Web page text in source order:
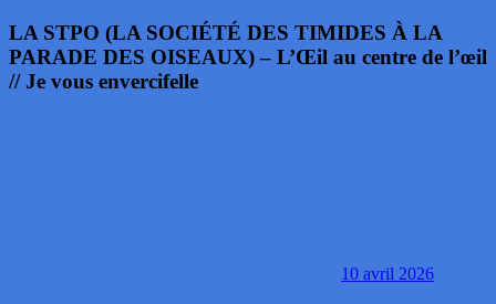
LA STPO (LA SOCIÉTÉ DES TIMIDES À LA
PARADE DES OISEAUX) – L’Œil au centre de l’œil
// Je vous envercifelle
10 avril 2026